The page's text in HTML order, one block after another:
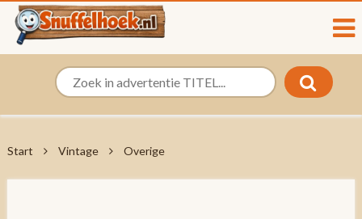
Start Vintage Overige